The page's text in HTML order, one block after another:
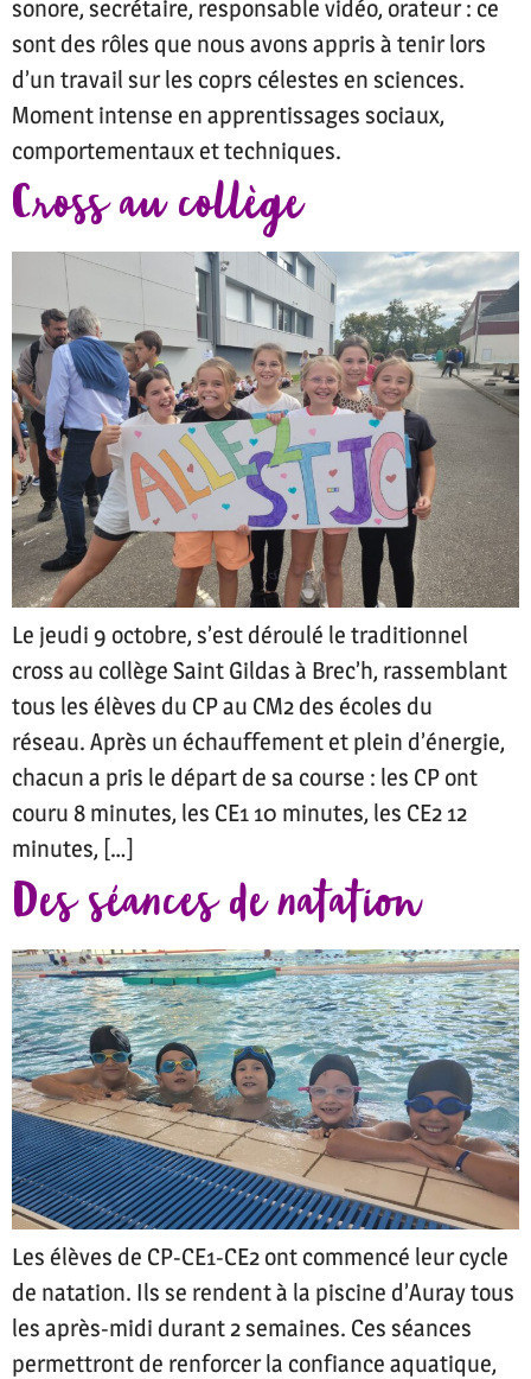
sonore, secrétaire, responsable vidéo, orateur : ce
sont des rôles que nous avons appris à tenir lors
d’un travail sur les coprs célestes en sciences.
Moment intense en apprentissages sociaux,
comportementaux et techniques.
Cross au collège
Le jeudi 9 octobre, s’est déroulé le traditionnel
cross au collège Saint Gildas à Brec’h, rassemblant
tous les élèves du CP au CM2 des écoles du
réseau. Après un échauffement et plein d’énergie,
chacun a pris le départ de sa course : les CP ont
couru 8 minutes, les CE1 10 minutes, les CE2 12
minutes, […]
Des séances de natation
Les élèves de CP-CE1-CE2 ont commencé leur cycle
de natation. Ils se rendent à la piscine d’Auray tous
les après-midi durant 2 semaines. Ces séances
permettront de renforcer la confiance aquatique,